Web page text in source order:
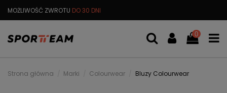
MOŻLIWOŚĆ ZWROTU DO 30 DNI
0
Strona główna Marki Colourwear Bluzy Colourwear